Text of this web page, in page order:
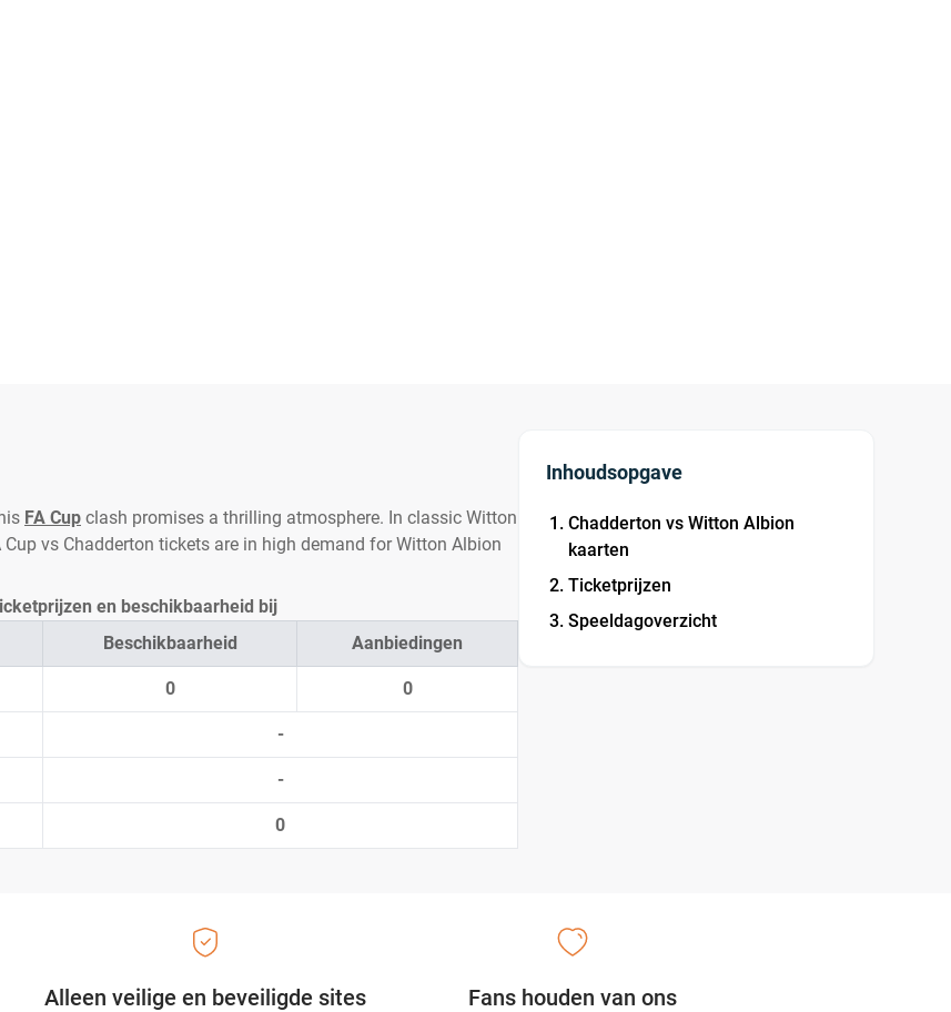
FA Cup clash promises a thrilling atmosphere. In classic Witton
vs Chadderton tickets are in high demand for Witton Albion
Beschikbaarheid Aanbiedingen
0 0
-
-
0
en beschikbaarheid bij
Inhoudsopgave
Chadderton vs Witton Albion
kaarten
Ticketprijzen
Speeldagoverzicht
Alleen veilige en beveiligde sites Fans houden van ons